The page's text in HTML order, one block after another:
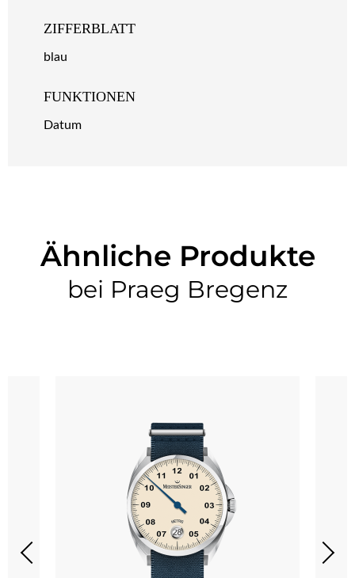
ZIFFERBLATT
blau
FUNKTIONEN
Datum
Ähnliche Produkte
bei Praeg Bregenz